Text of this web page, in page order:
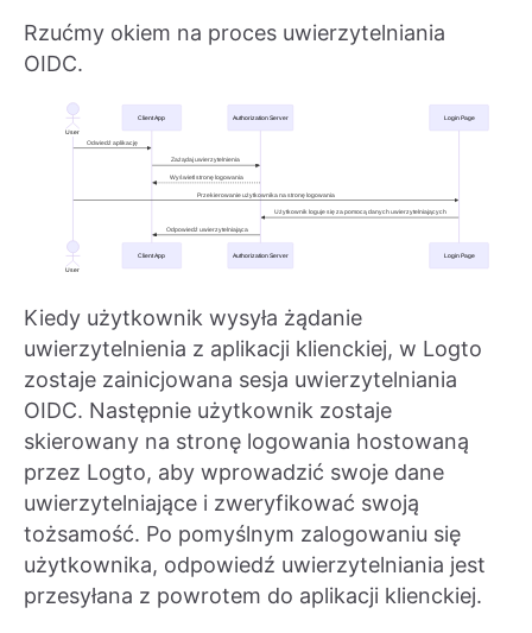
Rzućmy okiem na proces uwierzytelniania
OIDC.
Kiedy użytkownik wysyła żądanie
uwierzytelnienia z aplikacji klienckiej, w Logto
zostaje zainicjowana sesja uwierzytelniania
OIDC. Następnie użytkownik zostaje
skierowany na stronę logowania hostowaną
przez Logto, aby wprowadzić swoje dane
uwierzytelniające i zweryfikować swoją
tożsamość. Po pomyślnym zalogowaniu się
użytkownika, odpowiedź uwierzytelniania jest
przesyłana z powrotem do aplikacji klienckiej.